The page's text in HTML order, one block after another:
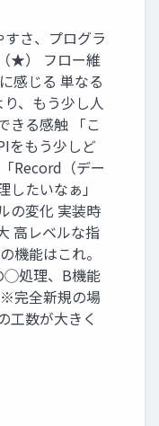
さ、プログラ
★） フロー維
感じる 単なる
、もう少し人
きる感触 「こ
をもう少しど
Record（デー
したいなぁ」
の変化 実装時
高レベルな指
機能はこれ。
◯処理、B機能
完全新規の場
工数が大きく